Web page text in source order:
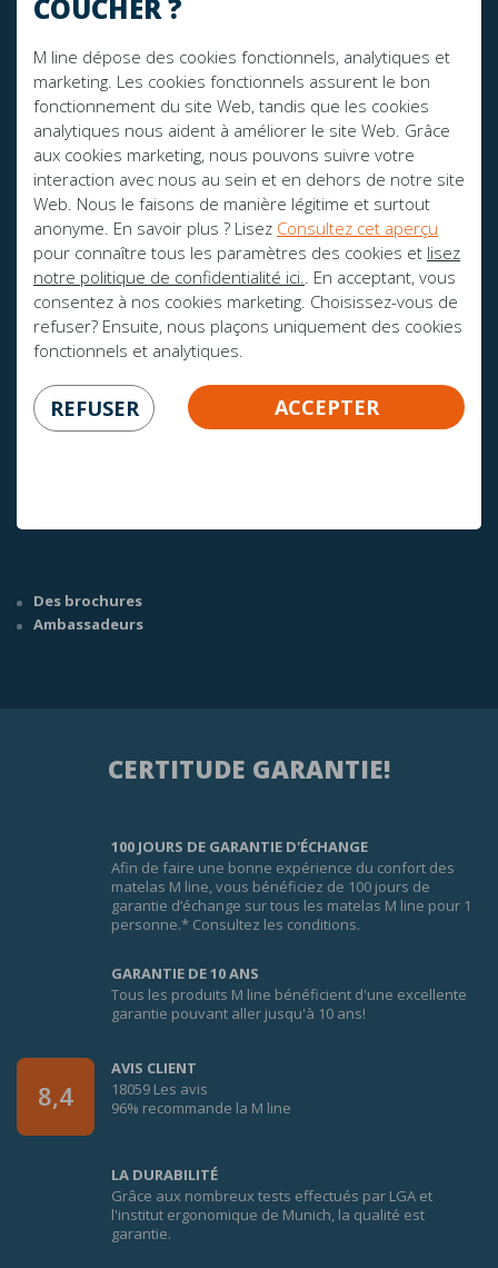
COUCHER ?
M line dépose des cookies fonctionnels, analytiques et
marketing. Les cookies fonctionnels assurent le bon
fonctionnement du site Web, tandis que les cookies
analytiques nous aident à améliorer le site Web. Grâce
aux cookies marketing, nous pouvons suivre votre
interaction avec nous au sein et en dehors de notre site
Web. Nous le faisons de manière légitime et surtout
anonyme. En savoir plus ? Lisez Consultez cet aperçu
pour connaître tous les paramètres des cookies et lisez
notre politique de confidentialité ici.
. En acceptant, vous
consentez à nos cookies marketing. Choisissez-vous de
refuser? Ensuite, nous plaçons uniquement des cookies
fonctionnels et analytiques.
REFUSER ACCEPTER
FIER SPONSOR DE:
AVEZ-VOUS DES QUESTIONS?
Des brochures
Ambassadeurs
CERTITUDE GARANTIE!
100 JOURS DE GARANTIE D'ÉCHANGE
Afin de faire une bonne expérience du confort des
matelas M line, vous bénéficiez de 100 jours de
garantie d’échange sur tous les matelas M line pour 1
personne.* Consultez les conditions.
GARANTIE DE 10 ANS
Tous les produits M line bénéficient d'une excellente
garantie pouvant aller jusqu'à 10 ans!
8,4
AVIS CLIENT
18059 Les avis
96% recommande la M line
LA DURABILITÉ
Grâce aux nombreux tests effectués par LGA et
l'institut ergonomique de Munich, la qualité est
garantie.